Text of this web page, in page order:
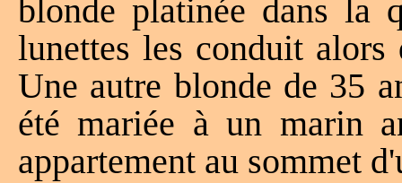
blonde platinée dans la
lunettes les conduit alors
Une autre blonde de 35
été mariée à un marin
appartement au sommet